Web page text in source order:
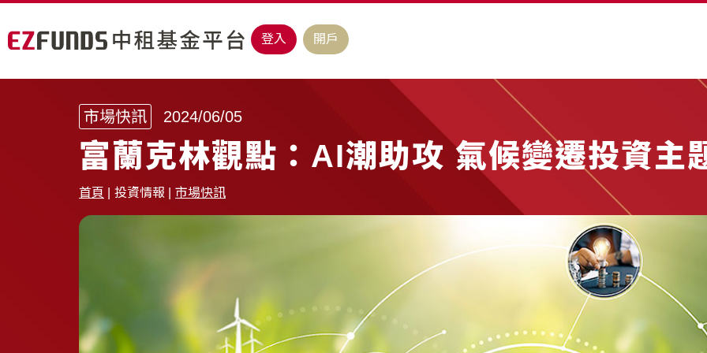
登入 開戶
市場快訊 2024/06/05
富蘭克林觀點：AI潮助攻 氣候變遷投資主
首頁 投資情報 市場快訊